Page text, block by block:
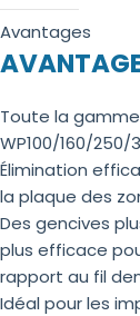
Avantages
Toute la
WP100/160/250/
Élimination
la plaque des
Des gencives
plus efficace
rapport au fil
Idéal pour les